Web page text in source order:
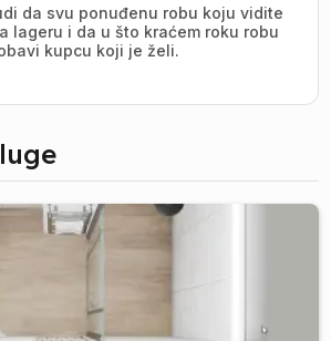
da svu ponuđenu robu koju vidite
lageru i da u što kraćem roku robu
kupcu koji je želi.